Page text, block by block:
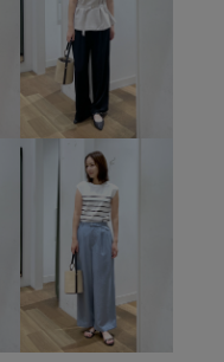
ゼット
きれいめ
コントラスト
レンド感 ワンピース
小物
華やか